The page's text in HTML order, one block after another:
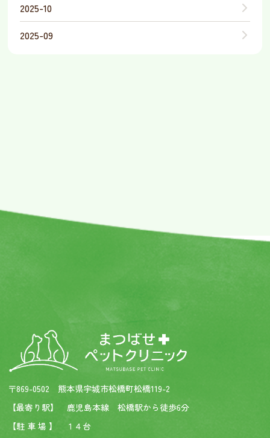
2025-10
2025-09
〒869-0502 熊本県宇城市松橋町松橋119-2
【最寄り駅】 鹿児島本線 松橋駅から徒歩6分
【駐 車 場 】 １４台